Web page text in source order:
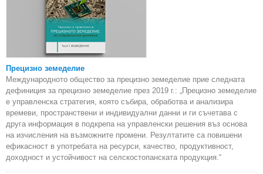
Прецизно земеделие
Международното общество за прецизно земеделие прие следната
дефиниция за прецизно земеделие през 2019 г.: „Прецизно земеделие
е управленска стратегия, която събира, обработва и анализира
времеви, пространствени и индивидуални данни и ги съчетава с
друга информация в подкрепа на управленски решения въз основа
на изчисления на възможните промени. Резултатите са повишени
ефикасност в употребата на ресурси, качество, продуктивност,
доходност и устойчивост на селскостопанската продукция.“